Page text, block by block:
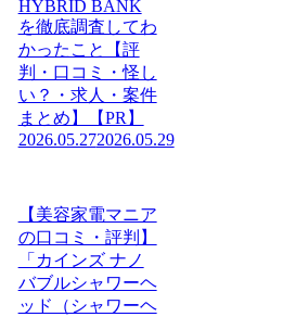
HYBRID BANK
を徹底調査してわ
かったこと【評
判・口コミ・怪し
い？・求人・案件
まとめ】【PR】
2026.05.272026.05.29
【美容家電マニア
の口コミ・評判】
「カインズ ナノ
バブルシャワーヘ
ッド（シャワーヘ